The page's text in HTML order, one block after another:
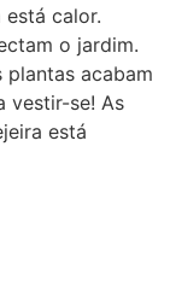
calor.
o jardim.
plantas acabam
vestir-se! As
está